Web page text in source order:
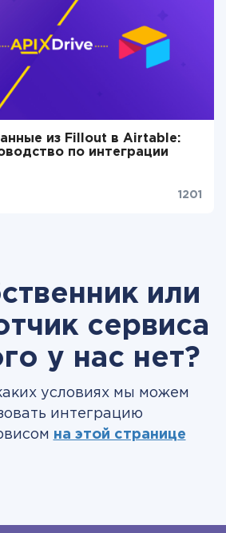
из Fillout в Airtable:
по интеграции
1201
или
сервиса
у нас нет?
условиях мы можем
интеграцию
на этой странице